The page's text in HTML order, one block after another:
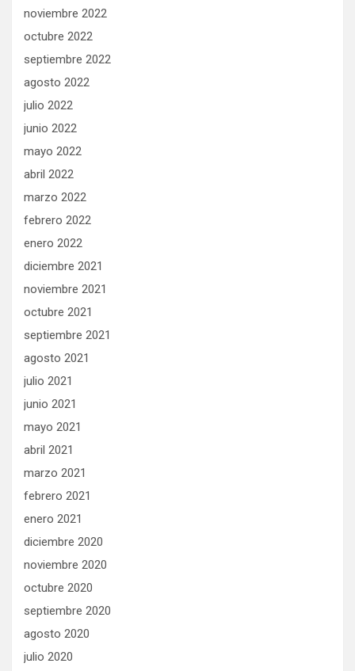
noviembre 2022
octubre 2022
septiembre 2022
agosto 2022
julio 2022
junio 2022
mayo 2022
abril 2022
marzo 2022
febrero 2022
enero 2022
diciembre 2021
noviembre 2021
octubre 2021
septiembre 2021
agosto 2021
julio 2021
junio 2021
mayo 2021
abril 2021
marzo 2021
febrero 2021
enero 2021
diciembre 2020
noviembre 2020
octubre 2020
septiembre 2020
agosto 2020
julio 2020